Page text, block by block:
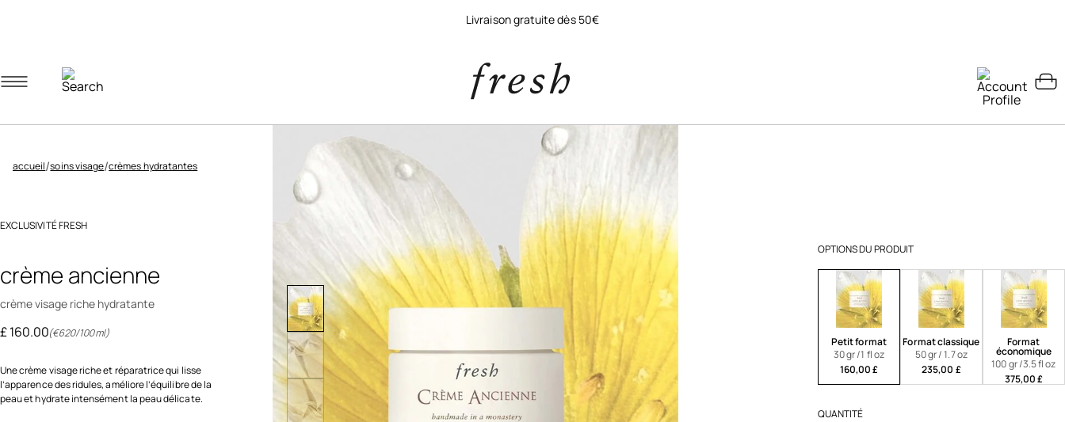
Livraison gratuite dès 50€
accueil/soins visage/crèmes hydratantes
EXCLUSIVITÉ FRESH
crème ancienne
crème visage riche hydratante
£ 160.00(€620/100ml)
Une crème visage riche et réparatrice qui lisse
l’apparence des ridules, améliore l’équilibre de la
peau et hydrate intensément la peau délicate.
OPTIONS DU PRODUIT
Petit format
30 gr /1 fl oz
160,00 £
Format classique
50 gr / 1.7 oz
235,00 £
Format
économique
100 gr /3.5 fl oz
375,00 £
QUANTITÉ